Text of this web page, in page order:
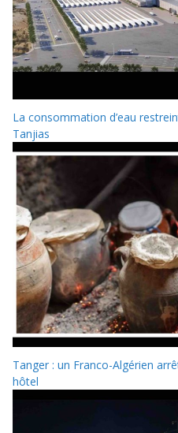
La consommation d’eau
Tanjias
Tanger : un Franco-Algérien
hôtel